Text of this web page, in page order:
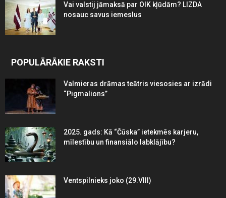
Vai valstij jāmaksā par OIK kļūdām? LIZDA
nosauc savus iemeslus
POPULĀRĀKIE RAKSTI
Valmieras drāmas teātris viesosies ar izrādi
“Pigmalions”
2025. gads: Kā “Čūska” ietekmēs karjeru,
mīlestību un finansiālo labklājību?
Ventspilnieks joko (29.VIII)